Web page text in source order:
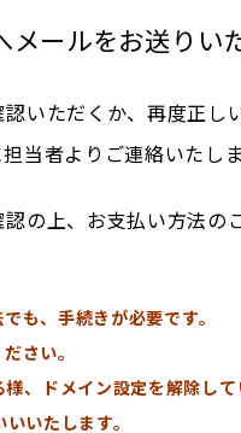
ールをお送りい
いただくか、再度正
当者よりご連絡いたしま
の上、お支払い方法の
も、手続きが必要です。
さい。
ドメイン設定を解除し
いたします。